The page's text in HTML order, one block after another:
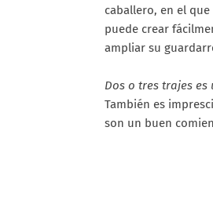
caballero, en el
puede crear
ampliar su
Dos o tres trajes es
También es
son un buen